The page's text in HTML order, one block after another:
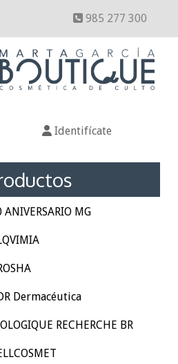
985 277 300
Identifícate
ANIVERSARIO MG
Dermacéutica
RECHERCHE BR